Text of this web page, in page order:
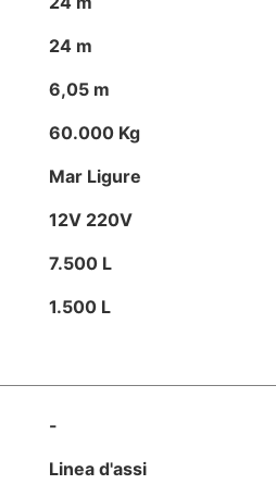
24 m
6,05 m
60.000 Kg
Mar Ligure
12V 220V
7.500 L
1.500 L
-
Linea d'assi